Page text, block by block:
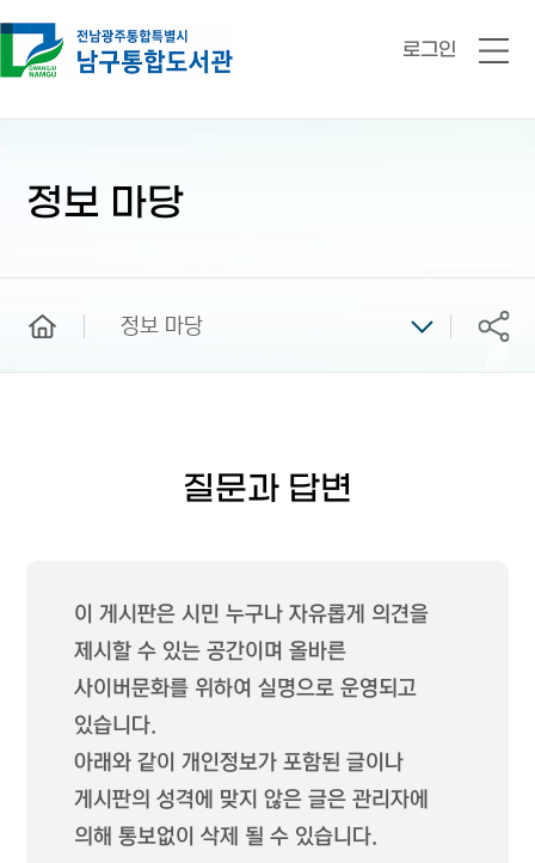
로그인
전
정보 마당
정보 마당 공유
질문과 답변
이 게시판은 시민 누구나 자유롭게 의견을
제시할 수 있는 공간이며 올바른
사이버문화를 위하여 실명으로 운영되고
있습니다.
아래와 같이 개인정보가 포함된 글이나
게시판의 성격에 맞지 않은 글은 관리자에
의해 통보없이 삭제 될 수 있습니다.